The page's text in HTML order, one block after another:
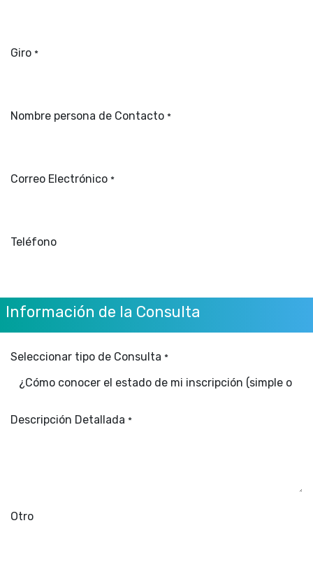
Giro *
Nombre persona de Contacto *
Correo Electrónico *
Teléfono
Información de la Consulta
Seleccionar tipo de Consulta *
Descripción Detallada *
Otro